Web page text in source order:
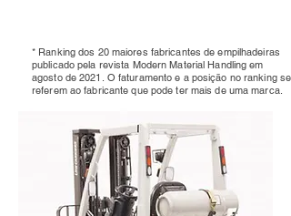
* Ranking dos 20 maiores fabricantes de empilhadeiras
publicado pela revista Modern Material Handling em
agosto de 2021. O faturamento e a posição no ranking se
referem ao fabricante que pode ter mais de uma marca.